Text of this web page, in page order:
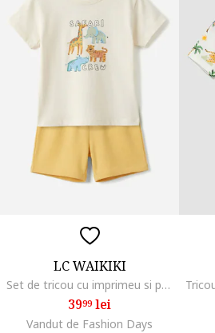
LC WAIKIKI
Set de tricou cu imprimeu si pantalomi scurti - 2 piese, Alb fildes/Portocaliu pal/Albastru deschis
3999lei
Vandut de Fashion Days